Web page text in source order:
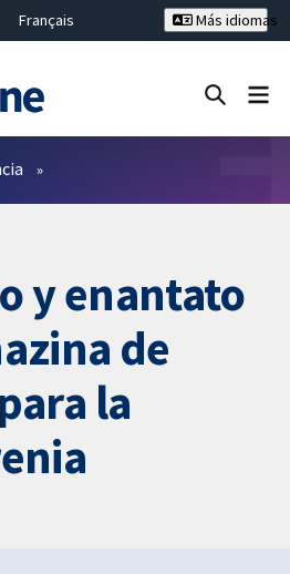
Français
中文
Más idiomas
y enantato
de
la